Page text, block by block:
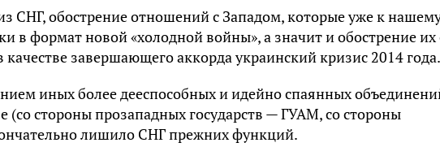
СНГ, обострение отношений с Западом, которые уже к
в формат новой «холодной войны», а значит и обострение их
завершающего аккорда украинский кризис 2014 года.
иных более дееспособных и идейно спаянных
(со стороны прозападных государств — ГУАМ, со стороны
лишило СНГ прежних функций.